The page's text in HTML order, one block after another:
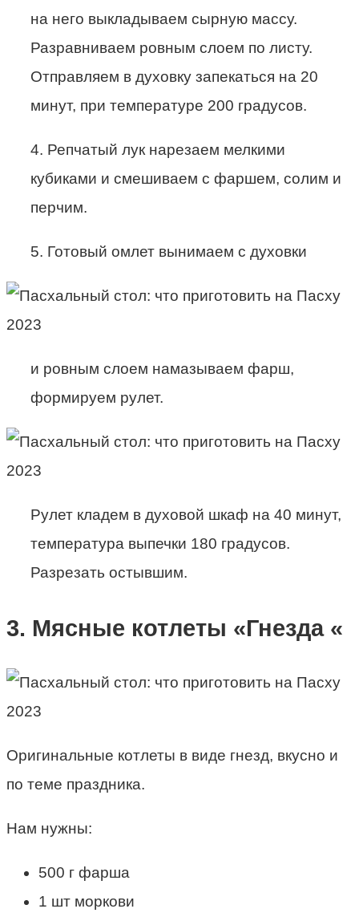
на него выкладываем сырную массу.
Разравниваем ровным слоем по листу.
Отправляем в духовку запекаться на 20
минут, при температуре 200 градусов.
4. Репчатый лук нарезаем мелкими
кубиками и смешиваем с фаршем, солим и
перчим.
5. Готовый омлет вынимаем с духовки
и ровным слоем намазываем фарш,
формируем рулет.
Рулет кладем в духовой шкаф на 40 минут,
температура выпечки 180 градусов.
Разрезать остывшим.
3. Мясные котлеты «Гнезда «
Оригинальные котлеты в виде гнезд, вкусно и
по теме праздника.
Нам нужны:
500 г фарша
1 шт моркови